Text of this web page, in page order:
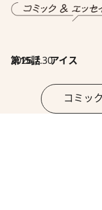
2026.7.30
第15話 アイス
コミッ